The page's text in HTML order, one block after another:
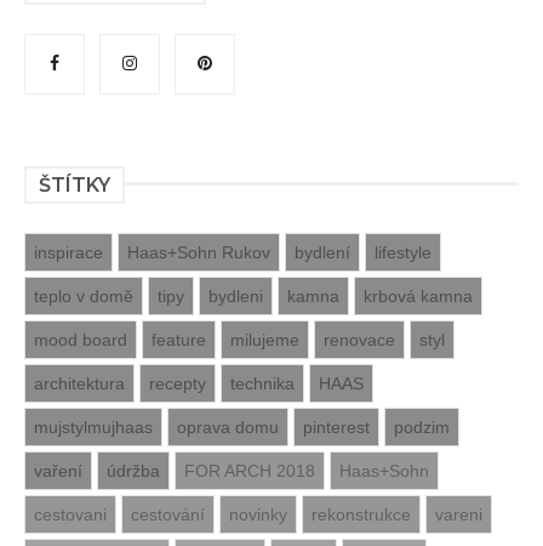
ŠTÍTKY
inspirace Haas+Sohn Rukov bydlení lifestyle
teplo v domě tipy bydleni kamna krbová kamna
mood board feature milujeme renovace styl
architektura recepty technika HAAS
mujstylmujhaas oprava domu pinterest podzim
vaření údržba FOR ARCH 2018 Haas+Sohn
cestovani cestování novinky rekonstrukce vareni